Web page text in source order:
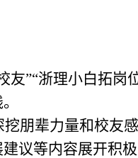
友”“浙理小白拓岗
挖朋辈力量和校友
议等内容展开积